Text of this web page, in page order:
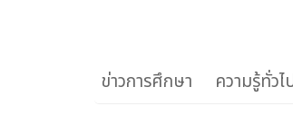
ข่าวการศึกษา ความรู้ทั่วไ